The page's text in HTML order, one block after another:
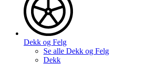
Dekk og Felg
Se alle Dekk og Felg
Dekk